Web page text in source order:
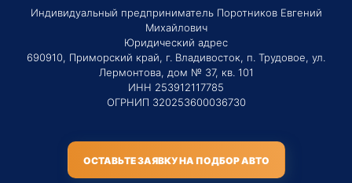
Индивидуальный предприниматель Поротников Евгений
Михайлович
Юридический адрес
690910, Приморский край, г. Владивосток, п. Трудовое, ул.
Лермонтова, дом № 37, кв. 101
ИНН 253912117785
ОГРНИП 320253600036730
ОСТАВЬТЕ ЗАЯВКУ НА ПОДБОР АВТО